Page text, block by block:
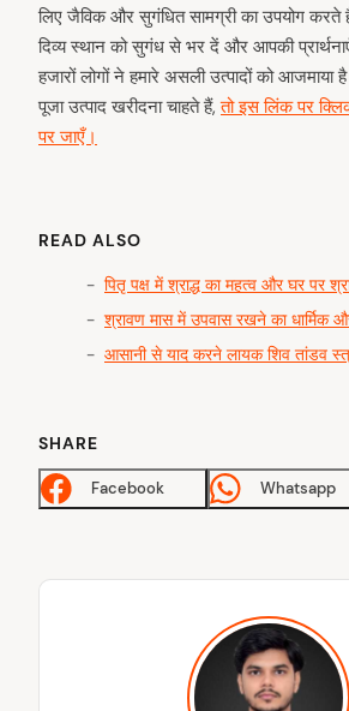
लिए जैविक और सुगंधित सामग्री का उपयोग करते
दिव्य स्थान को सुगंध से भर दें और आपकी
हजारों लोगों ने हमारे असली उत्पादों को
पूजा उत्पाद खरीदना चाहते हैं,तो इस लिंक पर
पर जाएँ।
READ ALSO
पितृ पक्ष में श्राद्ध का महत्व और घर पर
श्रावण मास में उपवास रखने का धार्मिक
आसानी से याद करने लायक शिव तांडव
SHARE
Facebook Whatsapp